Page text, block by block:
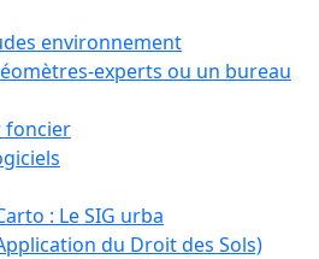
environnement
experts ou un bureau
foncier
: Le SIG urba
du Droit des Sols)